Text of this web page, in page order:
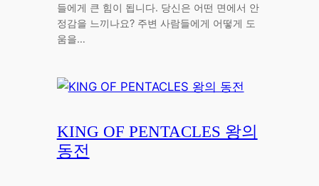
들에게 큰 힘이 됩니다. 당신은 어떤 면에서 안
정감을 느끼나요? 주변 사람들에게 어떻게 도
움을…
KING OF PENTACLES 왕의
동전